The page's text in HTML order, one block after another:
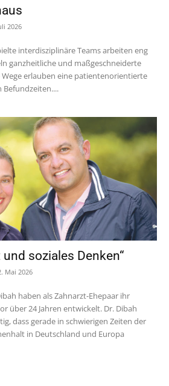
2026
interdisziplinäre Teams arbeiten eng
ganzheitliche und maßgeschneiderte
erlauben eine patientenorientierte
soziales Denken“
Mai 2026
haben als Zahnarzt-Ehepaar ihr
über 24 Jahren entwickelt. Dr. Dibah
dass gerade in schwierigen Zeiten der
in Deutschland und Europa